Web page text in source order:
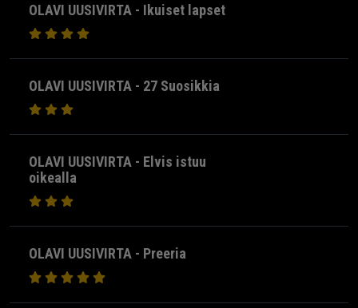
OLAVI UUSIVIRTA - Ikuiset lapset
OLAVI UUSIVIRTA - 27 Suosikkia
OLAVI UUSIVIRTA - Elvis istuu
oikealla
OLAVI UUSIVIRTA - Preeria